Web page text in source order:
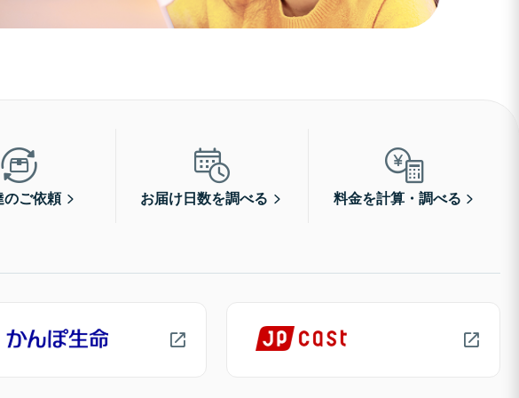
のご依頼 お届け日数を調べる 料金を計算・調べる